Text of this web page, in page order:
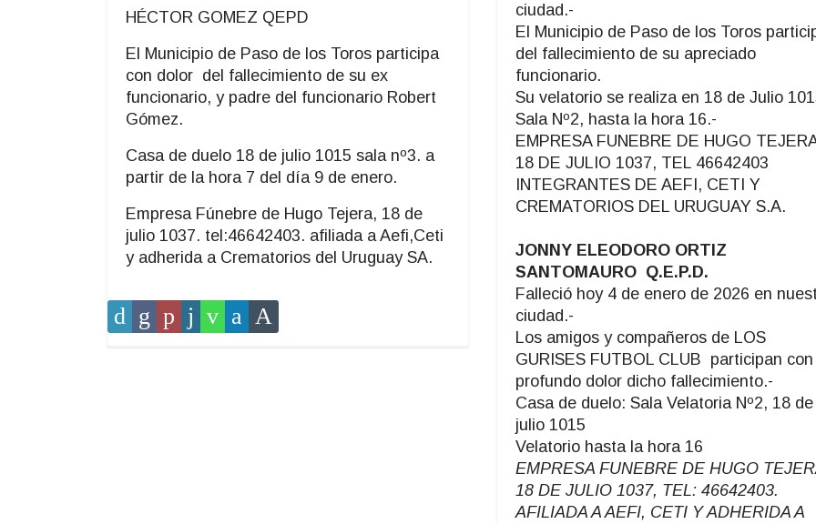
HÉCTOR GOMEZ QEPD
El Municipio de Paso de los Toros participa
con dolor del fallecimiento de su ex
funcionario, y padre del funcionario Robert
Gómez.
Casa de duelo 18 de julio 1015 sala nº3. a
partir de la hora 7 del día 9 de enero.
Empresa Fúnebre de Hugo Tejera, 18 de
julio 1037. tel:46642403. afiliada a Aefi,Ceti
y adherida a Crematorios del Uruguay SA.
ciudad.-
El Municipio de Paso de los Toros
del fallecimiento de su apreciado
funcionario.
Su velatorio se realiza en 18 de Julio
Sala Nº2, hasta la hora 16.-
EMPRESA FUNEBRE DE HUGO
18 DE JULIO 1037, TEL 46642403
INTEGRANTES DE AEFI, CETI Y
CREMATORIOS DEL URUGUAY S.A.
JONNY ELEODORO ORTIZ
SANTOMAURO Q.E.P.D.
Falleció hoy 4 de enero de 2026 en
ciudad.-
Los amigos y compañeros de LOS
GURISES FUTBOL CLUB participan con
profundo dolor dicho fallecimiento.-
Casa de duelo: Sala Velatoria Nº2, 18 de
julio 1015
Velatorio hasta la hora 16
EMPRESA FUNEBRE DE HUGO
18 DE JULIO 1037, TEL: 46642403.
AFILIADA A AEFI, CETI Y ADHERIDA A